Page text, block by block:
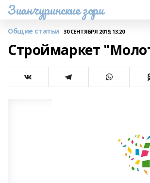
Зианчуринские зори
Общие статьи 30 СЕНТЯБРЯ 2019, 13:20
Строймаркет